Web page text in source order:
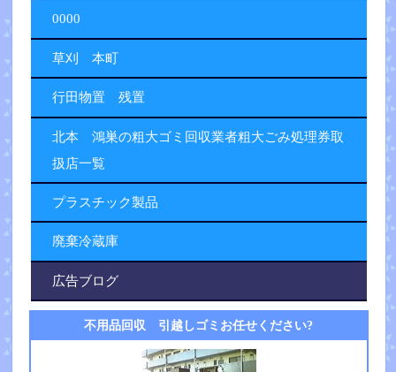
0000
草刈 本町
行田物置 残置
北本 鴻巣の粗大ゴミ回収業者粗大ごみ処理券取
扱店一覧
プラスチック製品
廃棄冷蔵庫
広告ブログ
不用品回収 引越しゴミお任せください?